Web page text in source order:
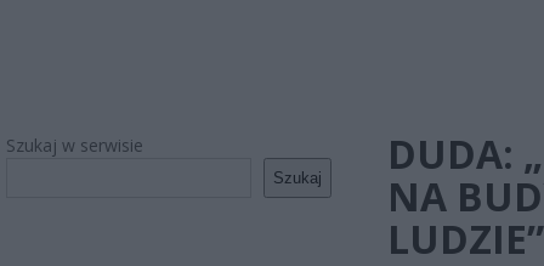
Szukaj w serwisie
Szukaj
DUDA:
NA
LUDZIE”